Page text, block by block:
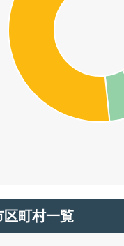
区町村一覧